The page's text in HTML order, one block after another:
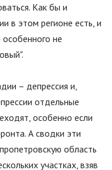
Как бы и
в этом регионе есть, и
особенного не
".
– депрессия и,
отдельные
особенно если
А сводки эти
область
участках, взяв